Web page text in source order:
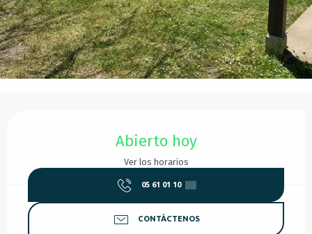
Abierto hoy
Ver los horarios
05 61 01 10 ▒▒
CONTÁCTENOS